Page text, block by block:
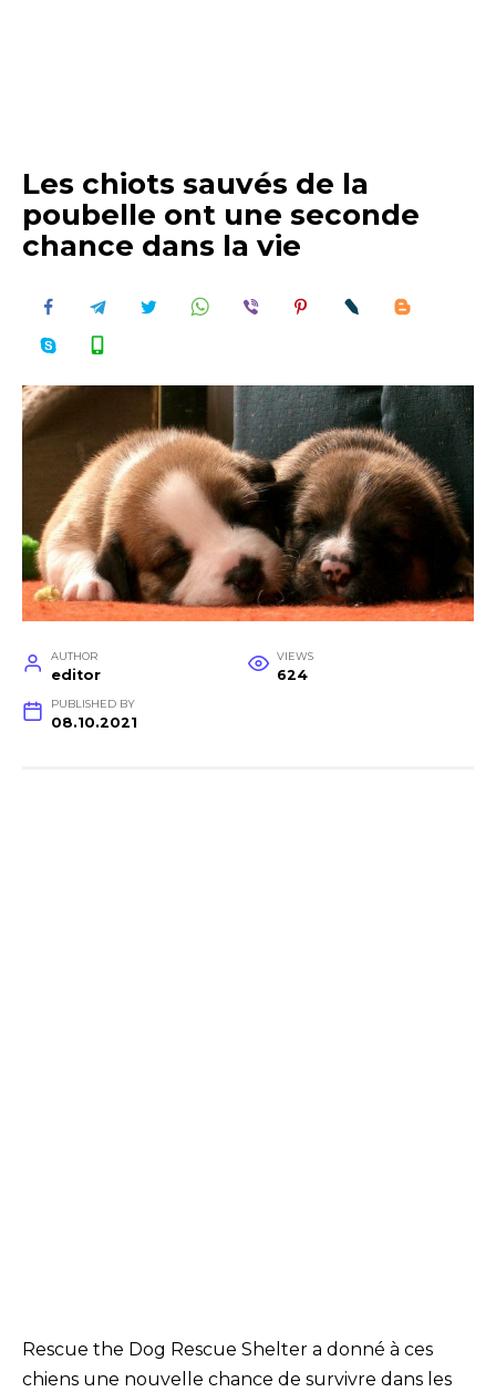
Les chiots sauvés de la
poubelle ont une seconde
chance dans la vie
AUTHOR
editor
VIEWS
624
PUBLISHED BY
08.10.2021
Rescue the Dog Rescue Shelter a donné à ces
chiens une nouvelle chance de survivre dans les